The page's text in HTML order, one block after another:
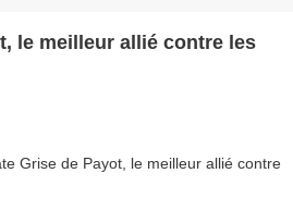
le meilleur allié contre les